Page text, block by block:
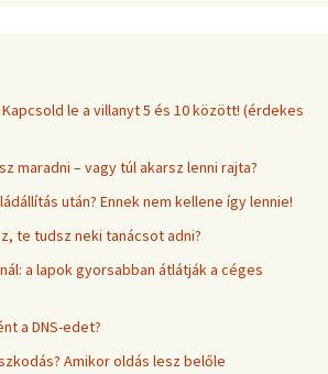
le a villanyt 5 és 10 között! (érdekes
maradni – vagy túl akarsz lenni rajta?
után? Ennek nem kellene így lennie!
te tudsz neki tanácsot adni?
a lapok gyorsabban átlátják a céges
a DNS-edet?
Amikor oldás lesz belőle